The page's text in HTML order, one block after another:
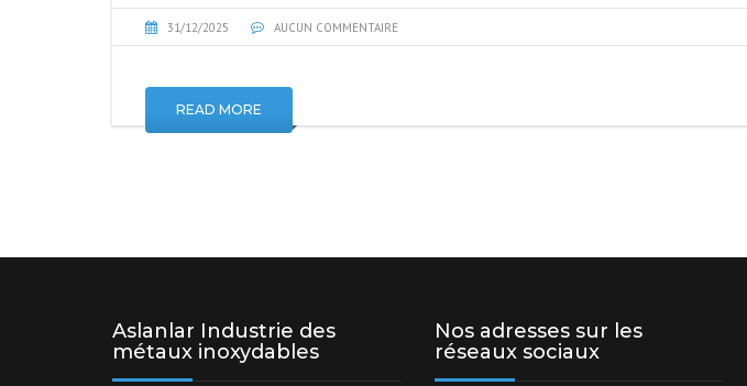
31/12/2025 AUCUN COMMENTAIRE
READ MORE
Aslanlar Industrie des
métaux inoxydables
Nos adresses sur les
réseaux sociaux